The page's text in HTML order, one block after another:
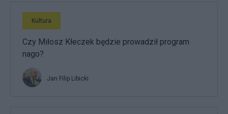
Kultura
Czy Miłosz Kłeczek będzie prowadził program
nago?
Jan Filip Libicki